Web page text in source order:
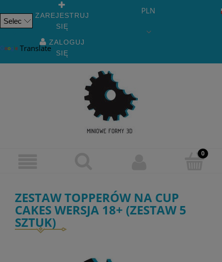
Translate
ZAREJESTRUJ
SIĘ
ZALOGUJ
SIĘ
PLN
ZESTAW TOPPERÓW NA CUP
CAKES WERSJA 18+ (ZESTAW 5
SZTUK)